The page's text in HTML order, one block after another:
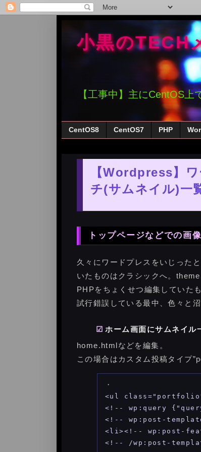
小黒のTECH
【工事中】主にCentOS
CentOS8 CentOS7 PHP
【Wordpress】
チ(サムネイル)一
トップページなどでの画
久々にワードプレスをいじった
いたものはクラシックへ。
PHPをちょくせつ編集していた
試行錯誤している最中、色々と沼
ホーム画面にサムネイル
home.htmlなどを編集。
この場合はカスタム投稿タイプ
・
<ul
<!-- wp:query
<!-- wp:post-
<li><!-- wp:post-
<!-- /wp:post-